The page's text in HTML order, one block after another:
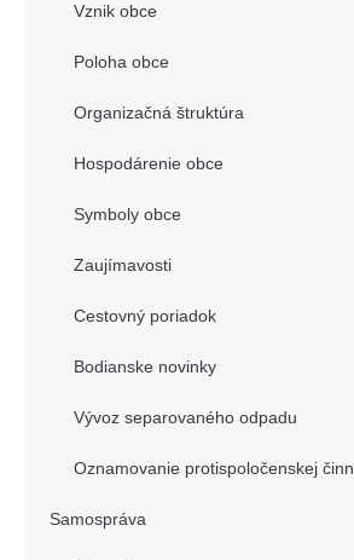
Vznik obce
Poloha obce
Organizačná štruktúra
Hospodárenie obce
Symboly obce
Zaujímavosti
Cestovný poriadok
Bodianske novinky
Vývoz separovaného odpadu
Oznamovanie protispoločenskej
Samospráva